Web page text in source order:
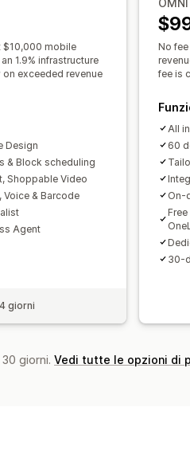
Icone
Avvisi sugli acquisti
$10,000 mobile
1.9% infrastructure
exceeded revenue
Design
& Block scheduling
Shoppable Video
Voice & Barcode
Agent
giorni
No
fee is
All
60
On-
30-
giorni. Vedi tutte le opzioni di